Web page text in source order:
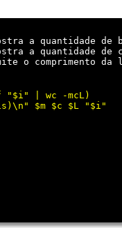
a quantidade de
a quantidade de
"$i" | wc -mcL)
$m $c $L "$i"